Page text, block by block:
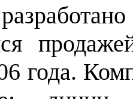
года.